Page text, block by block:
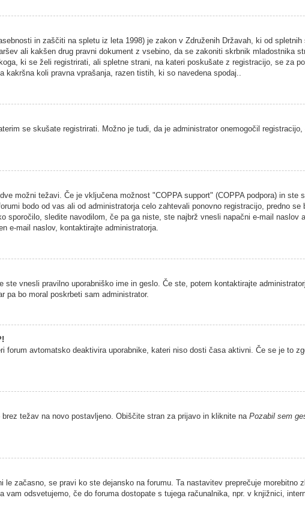
in zaščiti na spletu iz leta 1998) je zakon v Združenih Državah, ki od
ali kakšen drug pravni dokument z vsebino, da se zakoniti skrbnik mladostnika
ki se želi registrirati, ali spletne strani, na kateri poskušate z registracijo, se za
kakršna koli pravna vprašanja, razen tistih, ki so navedena spodaj..
se skušate registrirati. Možno je tudi, da je administrator onemogočil
možni težavi. Če je vključena možnost "COPPA support" (COPPA podpora) in ste
bodo od vas ali od administratorja celo zahtevali ponovno registracijo, predno se
sporočilo, sledite navodilom, če pa ga niste, ste najbrž vnesli napačni e-mail naslov
e-mail naslov, kontaktirajte administratorja.
vnesli pravilno uporabniško ime in geslo. Če ste, potem kontaktirajte
bo moral poskrbeti sam administrator.
forum avtomatsko deaktivira uporabnike, kateri niso dosti časa aktivni. Če se je to
težav na novo postavljeno. Obiščite stran za prijavo in kliknite na Pozabil sem
le začasno, se pravi ko ste dejansko na forumu. Ta nastavitev preprečuje morebitno
odsvetujemo, če do foruma dostopate s tujega računalnika, npr. v knjižnici,